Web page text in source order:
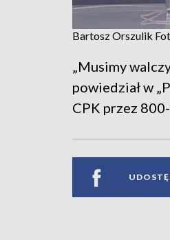
Bartosz Orszulik
„Musimy
powiedział w
CPK przez